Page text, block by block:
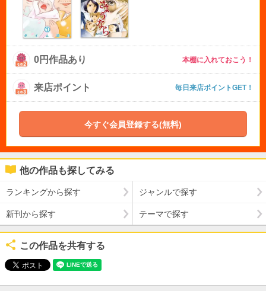
0円作品あり 本棚に入れておこう！
来店ポイント 毎日来店ポイントGET！
今すぐ会員登録する(無料)
他の作品も探してみる
ランキングから探す ジャンルで探す
新刊から探す テーマで探す
この作品を共有する